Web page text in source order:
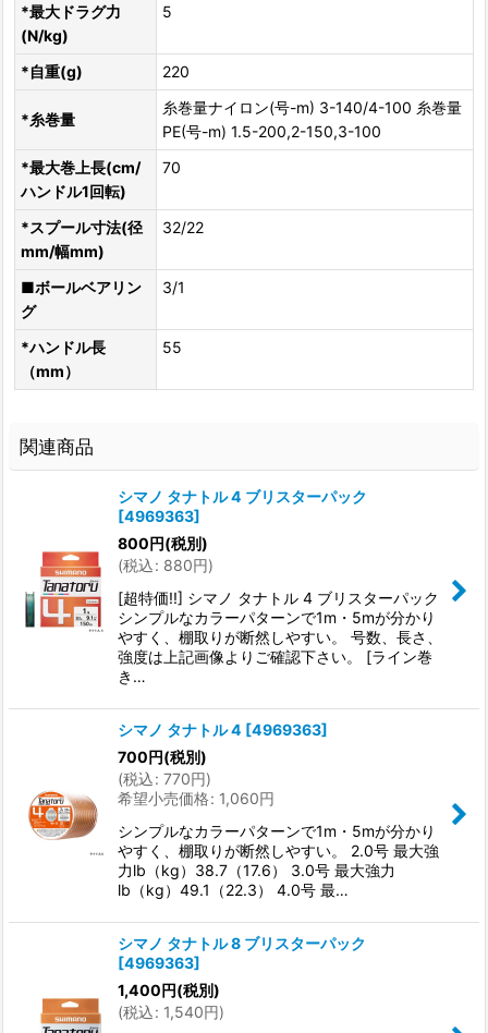
*最大ドラグ力
(N/kg)
5
*自重(g) 220
*糸巻量
糸巻量ナイロン(号-m) 3-140/4-100 糸巻量
PE(号-m) 1.5-200,2-150,3-100
*最大巻上長(cm/
ハンドル1回転)
70
*スプール寸法(径
mm/幅mm)
32/22
■ボールベアリン
グ
3/1
*ハンドル長
（mm）
55
関連商品
シマノ タナトル 4 ブリスターパック
[4969363]
800円(税別)
(税込: 880円)
[超特価!!] シマノ タナトル 4 ブリスターパック
シンプルなカラーパターンで1m・5mが分かり
やすく、棚取りが断然しやすい。 号数、長さ、
強度は上記画像よりご確認下さい。 [ライン巻
き…
シマノ タナトル 4 [4969363]
700円(税別)
(税込: 770円)
希望小売価格: 1,060円
シンプルなカラーパターンで1m・5mが分かり
やすく、棚取りが断然しやすい。 2.0号 最大強
力lb（kg）38.7（17.6） 3.0号 最大強力
lb（kg）49.1（22.3） 4.0号 最…
シマノ タナトル 8 ブリスターパック
[4969363]
1,400円(税別)
(税込: 1,540円)